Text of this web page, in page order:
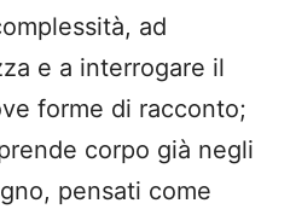
ad
e a interrogare il
forme di racconto;
corpo già negli
pensati come